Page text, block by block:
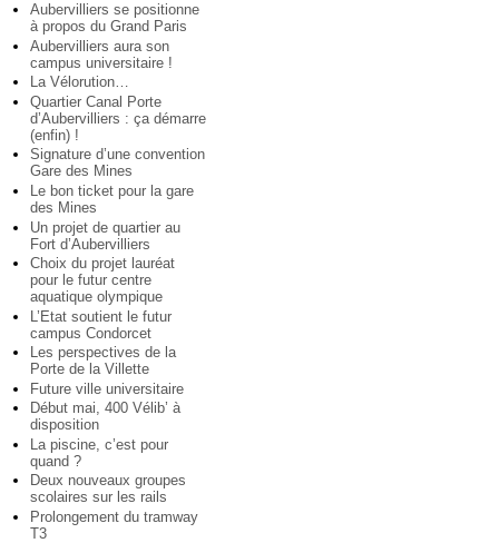
Aubervilliers se positionne
à propos du Grand Paris
Aubervilliers aura son
campus universitaire !
La Vélorution…
Quartier Canal Porte
d’Aubervilliers : ça démarre
(enfin) !
Signature d’une convention
Gare des Mines
Le bon ticket pour la gare
des Mines
Un projet de quartier au
Fort d’Aubervilliers
Choix du projet lauréat
pour le futur centre
aquatique olympique
L’Etat soutient le futur
campus Condorcet
Les perspectives de la
Porte de la Villette
Future ville universitaire
Début mai, 400 Vélib’ à
disposition
La piscine, c’est pour
quand ?
Deux nouveaux groupes
scolaires sur les rails
Prolongement du tramway
T3